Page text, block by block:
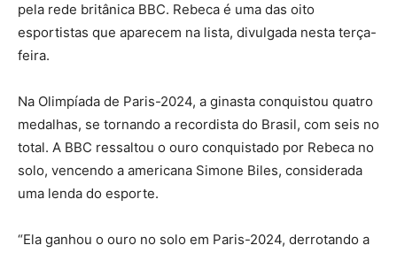
pela rede britânica BBC. Rebeca é uma das oito
esportistas que aparecem na lista, divulgada nesta terça-
feira.
Na Olimpíada de Paris-2024, a ginasta conquistou quatro
medalhas, se tornando a recordista do Brasil, com seis no
total. A BBC ressaltou o ouro conquistado por Rebeca no
solo, vencendo a americana Simone Biles, considerada
uma lenda do esporte.
“Ela ganhou o ouro no solo em Paris-2024, derrotando a